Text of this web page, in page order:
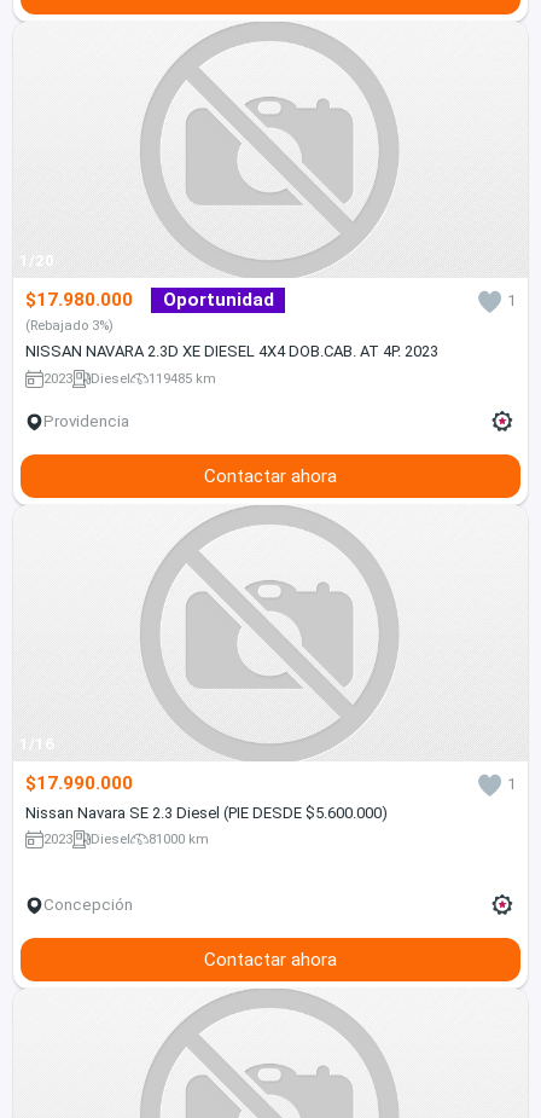
1/20
$17.980.000 Oportunidad 1
(Rebajado 3%)
NISSAN NAVARA 2.3D XE DIESEL 4X4 DOB.CAB. AT 4P. 2023
2023 Diesel 119485 km
Providencia
Contactar ahora
1/16
$17.990.000
1
Nissan Navara SE 2.3 Diesel (PIE DESDE $5.600.000)
2023 Diesel 81000 km
Concepción
Contactar ahora